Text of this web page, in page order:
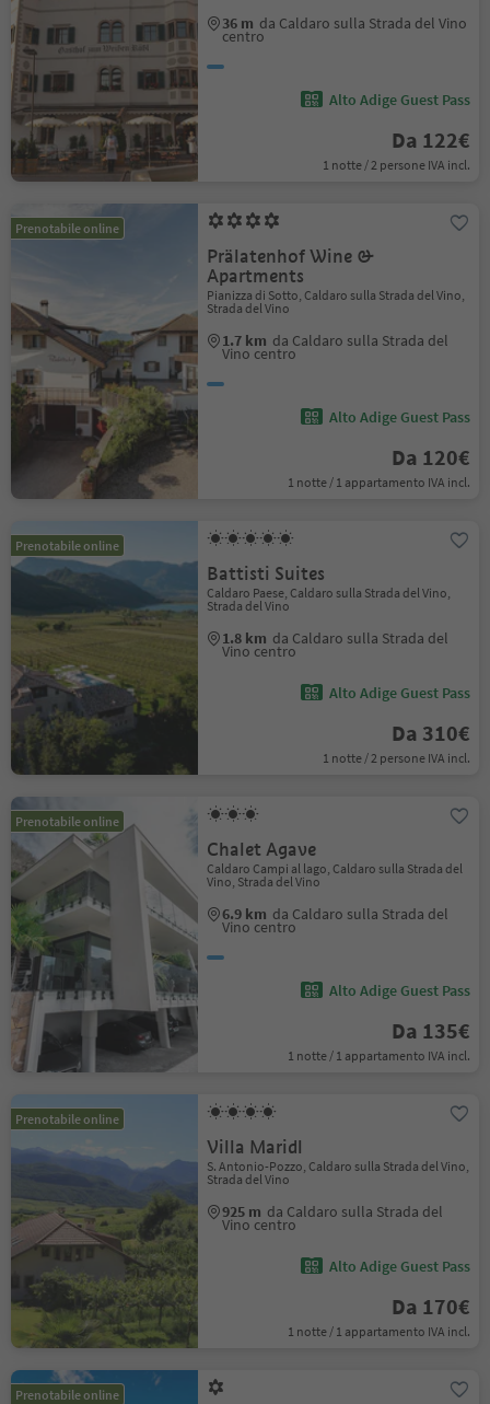
36 m da Caldaro sulla Strada del Vino
centro
Alto Adige Guest Pass
Da 122€
1 notte / 2 persone IVA incl.
Prenotabile online
Prälatenhof Wine &
Apartments
Pianizza di Sotto, Caldaro sulla Strada del Vino,
Strada del Vino
1.7 km da Caldaro sulla Strada del
Vino centro
Alto Adige Guest Pass
Da 120€
1 notte / 1 appartamento IVA incl.
Prenotabile online
Battisti Suites
Caldaro Paese, Caldaro sulla Strada del Vino,
Strada del Vino
1.8 km da Caldaro sulla Strada del
Vino centro
Alto Adige Guest Pass
Da 310€
1 notte / 2 persone IVA incl.
Prenotabile online
Chalet Agave
Caldaro Campi al lago, Caldaro sulla Strada del
Vino, Strada del Vino
6.9 km da Caldaro sulla Strada del
Vino centro
Alto Adige Guest Pass
Da 135€
1 notte / 1 appartamento IVA incl.
Prenotabile online
Villa Maridl
S. Antonio-Pozzo, Caldaro sulla Strada del Vino,
Strada del Vino
925 m da Caldaro sulla Strada del
Vino centro
Alto Adige Guest Pass
Da 170€
1 notte / 1 appartamento IVA incl.
Prenotabile online